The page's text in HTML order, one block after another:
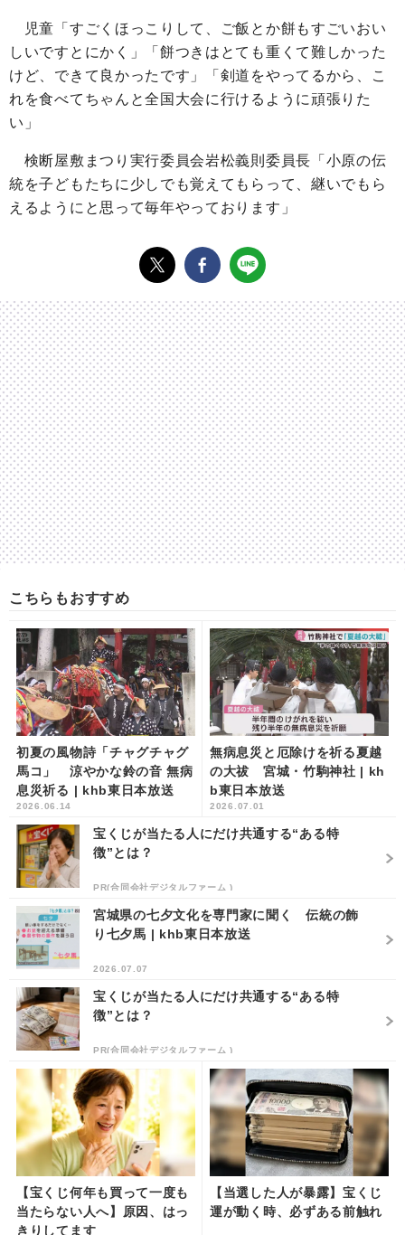
児童「すごくほっこりして、ご飯とか餅もすごいおい
しいですとにかく」「餅つきはとても重くて難しかった
けど、できて良かったです」「剣道をやってるから、こ
れを食べてちゃんと全国大会に行けるように頑張りた
い」
検断屋敷まつり実行委員会岩松義則委員長「小原の伝
統を子どもたちに少しでも覚えてもらって、継いでもら
えるようにと思って毎年やっております」
こちらもおすすめ
初夏の風物詩「チャグチャグ
馬コ」 涼やかな鈴の音 無病
息災祈る | khb東日本放送
2026.06.14
無病息災と厄除けを祈る夏越
の大祓 宮城・竹駒神社 | kh
b東日本放送
2026.07.01
宝くじが当たる人にだけ共通する“ある特
徴”とは？
PR(合同会社デジタルファーム )
宮城県の七夕文化を専門家に聞く 伝統の飾
り七夕馬 | khb東日本放送
2026.07.07
宝くじが当たる人にだけ共通する“ある特
徴”とは？
PR(合同会社デジタルファーム )
【宝くじ何年も買って一度も
当たらない人へ】原因、はっ
きりしてます
【当選した人が暴露】宝くじ
運が動く時、必ずある前触れ